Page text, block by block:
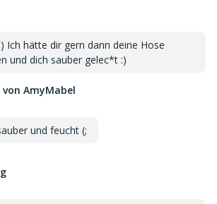
Ich hätte dir gern dann deine Hose
und dich sauber gelec*t :)
AmyMabel
und feucht (;